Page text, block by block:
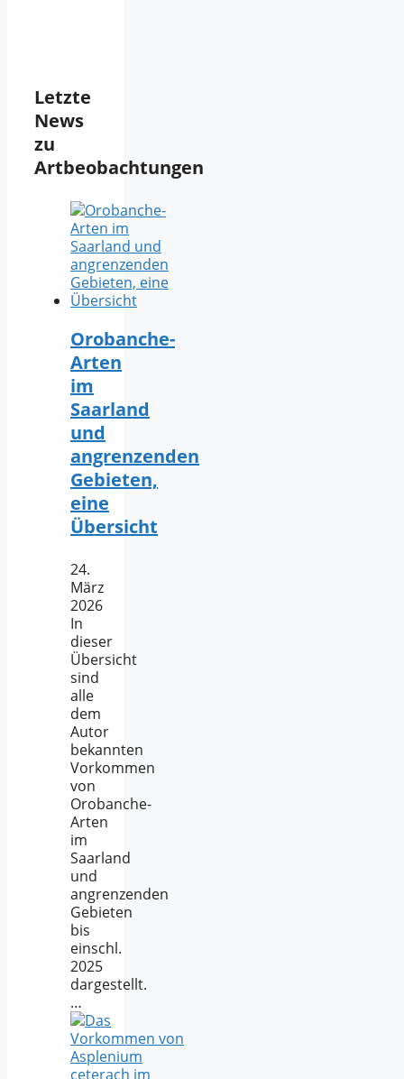
Letzte
News
zu
Artbeobachtungen
Orobanche-
Arten
im
Saarland
und
angrenzenden
Gebieten,
eine
Übersicht
24.
März
2026
In
dieser
Übersicht
sind
alle
dem
Autor
bekannten
Vorkommen
von
Orobanche-
Arten
im
Saarland
und
angrenzenden
Gebieten
bis
einschl.
2025
dargestellt.
…